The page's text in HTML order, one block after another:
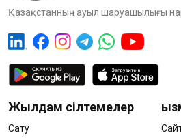
Қазақстанның ауыл шаруашылығы
Жылдам сілтемелер
Сату